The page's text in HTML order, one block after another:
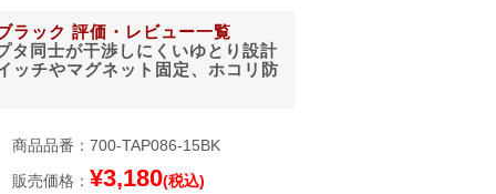
ラック 評価・レビュー一覧
タ同士が干渉しにくいゆとり設計
ッチやマグネット固定、ホコリ防
商品品番 ： 700-TAP086-15BK
販売価格 ： ¥3,180(税込)